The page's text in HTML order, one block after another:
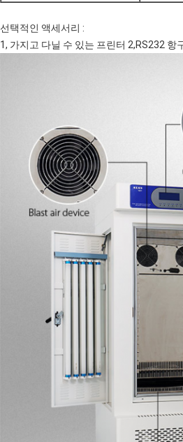
선택적인 액세서리 :
1, 가지고 다닐 수 있는 프린터 2,RS232